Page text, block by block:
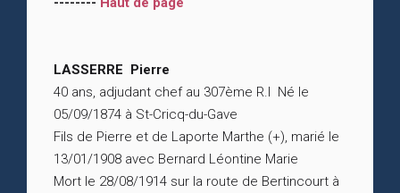
LASSERRE Pierre
40 ans, adjudant chef au 307ème R.I Né le
05/09/1874 à St-Cricq-du-Gave
Fils de Pierre et de Laporte Marthe (+), marié le
13/01/1908 avec Bernard Léontine Marie
Mort le 28/08/1914 sur la route de Bertincourt à